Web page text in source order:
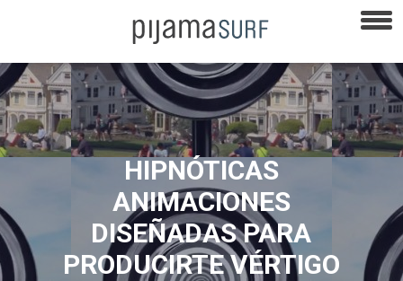
HIPNÓTICAS
ANIMACIONES
DISEÑADAS PARA
PRODUCIRTE VÉRTIGO